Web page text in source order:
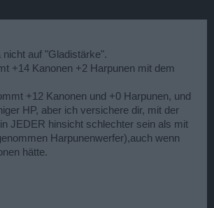
nicht auf "Gladistärke".
+14 Kanonen +2 Harpunen mit dem
+12 Kanonen und +0 Harpunen, und
HP, aber ich versichere dir, mit der
JEDER hinsicht schlechter sein als mit
Harpunenwerfer),auch wenn
hätte.